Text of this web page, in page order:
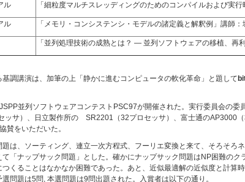
ル 「細粒度マルチスレッディングのためのコンパイルおよび実
ル 「メモリ・コンシステンシ・モデルの諸定義と解釈例」講師
「並列処理技術の成熟とは？ — 並列ソフトウェアの移植、再利
基調講演は、加筆の上「静かに進むコンピュータの軟化革命」と題して
並列ソフトウェアコンテストPSC97が開催された。実行委員会の
ッサ）、日立製作所の SR2201（32プロセッサ）、富士通のAP3000
賛をいただいた。
題は、ソーティング、連立一次方程式、フーリエ変換と来て、そろそろ
て「ナップサック問題」とした。確かにナップサック問題はNP困難のク
つくることはなかなか困難であった。あと、近似最適解の近似度と計算
問題は5問, 本選問題は9問出題された。入賞者は以下の通り。